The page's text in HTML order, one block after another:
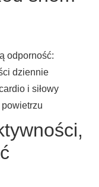
odporność:
dziennie
i siłowy